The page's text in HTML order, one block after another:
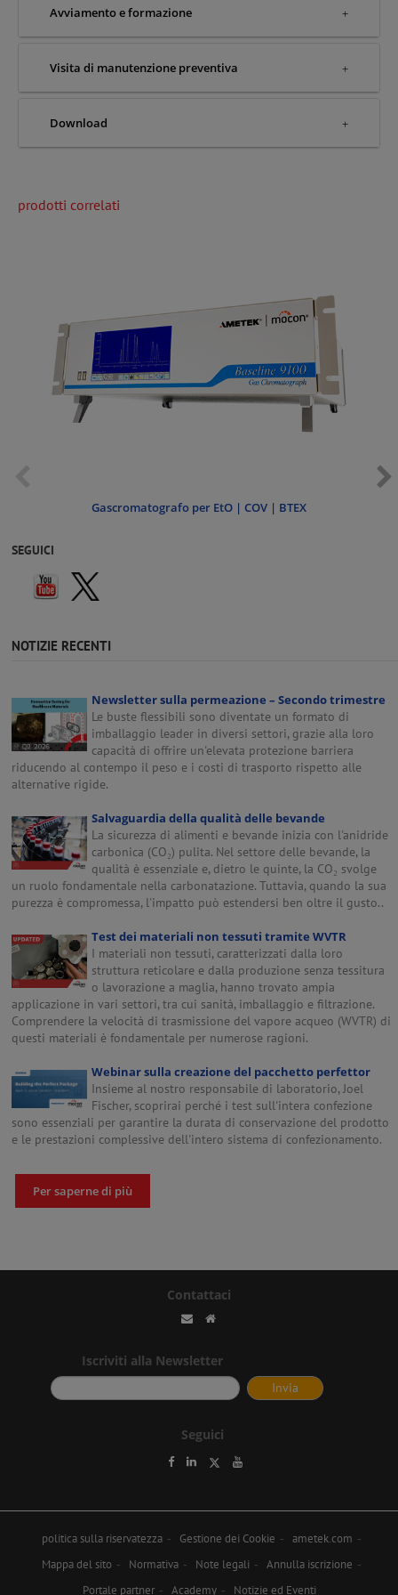
Avviamento e formazione
Visita di manutenzione preventiva
Download
prodotti correlati
Gascromatografo per EtO | COV | BTEX
SEGUICI
NOTIZIE RECENTI
Newsletter sulla permeazione – Secondo trimestre
Le buste flessibili sono diventate un formato di
imballaggio leader in diversi settori, grazie alla loro
capacità di offrire un'elevata protezione barriera
riducendo al contempo il peso e i costi di trasporto rispetto alle
alternative rigide.
Salvaguardia della qualità delle bevande
La sicurezza di alimenti e bevande inizia con l'anidride
carbonica (CO₂) pulita. Nel settore delle bevande, la
qualità è essenziale e, dietro le quinte, la CO₂ svolge
un ruolo fondamentale nella carbonatazione. Tuttavia, quando la sua
purezza è compromessa, l'impatto può estendersi ben oltre il gusto..
Test dei materiali non tessuti tramite WVTR
I materiali non tessuti, caratterizzati dalla loro
struttura reticolare e dalla produzione senza tessitura
o lavorazione a maglia, hanno trovato ampia
applicazione in vari settori, tra cui sanità, imballaggio e filtrazione.
Comprendere la velocità di trasmissione del vapore acqueo (WVTR) di
questi materiali è fondamentale per numerose ragioni.
Webinar sulla creazione del pacchetto perfettor
Insieme al nostro responsabile di laboratorio, Joel
Fischer, scoprirai perché i test sull'intera confezione
sono essenziali per garantire la durata di conservazione del prodotto
e le prestazioni complessive dell'intero sistema di confezionamento.
Per saperne di più
Contattaci
Iscriviti alla Newsletter
Seguici
politica sulla riservatezza Gestione dei Cookie
ametek.com
Mappa del sito
Normativa Note legali
Annulla iscrizione
Portale partner
Academy Notizie ed Eventi